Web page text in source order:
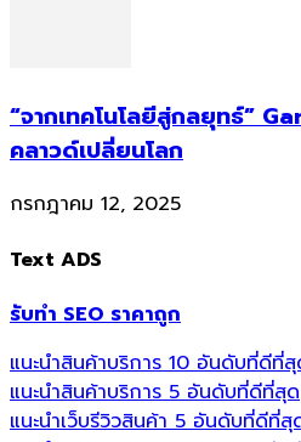
“จากเทคโนโลยีสู่กลยุทธ์”
คลาวด์เปลี่ยนโลก
กรกฎาคม 12, 2025
Text ADS
รับทำ SEO ราคาถูก
แนะนำสินค้าบริการ 10 อันดับที่ดีที่
แนะนำสินค้าบริการ 5 อันดับที่ดีที่สุด
แนะนำเว็บรีวิวสินค้า 5 อันดับที่ดีที่สุ